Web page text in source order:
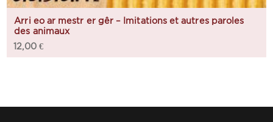
Arri eo ar mestr er gêr – Imitations et autres paroles
des animaux
12,00€